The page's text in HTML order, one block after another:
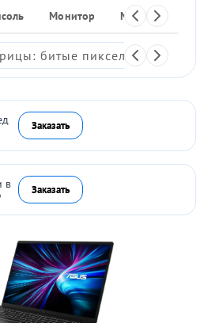
Монитор Моноблок
битые пиксели,
Заказать
в Заказать